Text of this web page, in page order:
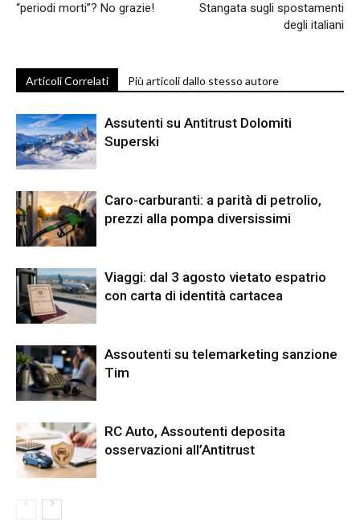
“periodi morti”? No grazie!
Stangata sugli spostamenti
degli italiani
Articoli Correlati Più articoli dallo stesso autore
Assutenti su Antitrust Dolomiti
Superski
Caro-carburanti: a parità di petrolio,
prezzi alla pompa diversissimi
Viaggi: dal 3 agosto vietato espatrio
con carta di identità cartacea
Assoutenti su telemarketing sanzione
Tim
RC Auto, Assoutenti deposita
osservazioni all’Antitrust